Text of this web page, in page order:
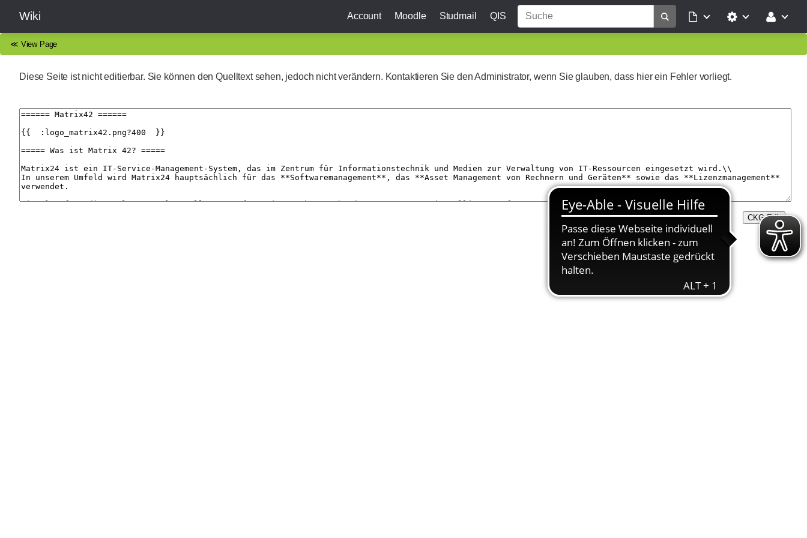
Wiki Account Moodle Studmail QIS
≪ View Page
Diese Seite ist nicht editierbar. Sie können den Quelltext sehen, jedoch nicht verändern. Kontaktieren Sie den Administrator, wenn Sie glauben, dass hier ein Fehler vorliegt.
CKG Edit